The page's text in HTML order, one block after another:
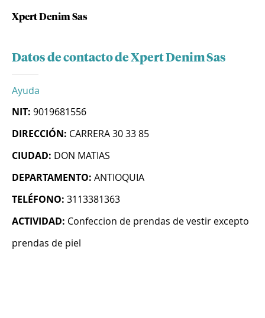
Xpert Denim Sas
Datos de contacto de Xpert Denim Sas
Ayuda
NIT: 9019681556
DIRECCIÓN: CARRERA 30 33 85
CIUDAD: DON MATIAS
DEPARTAMENTO: ANTIOQUIA
TELÉFONO: 3113381363
ACTIVIDAD: Confeccion de prendas de vestir excepto
prendas de piel